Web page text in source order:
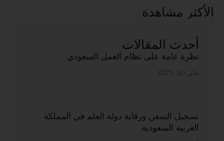
الأكثر مشاهدة
أحدث المقالات
نظرة عامة على نظام العمل السعودي
يناير 30, 2025
تسجيل السفن ورقابة دولة العلم في المملكة
العربية السعودية